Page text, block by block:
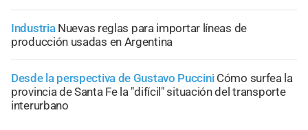
Industria Nuevas reglas para importar líneas de
producción usadas en Argentina
Desde la perspectiva de Gustavo Puccini Cómo surfea la
provincia de Santa Fe la "difícil" situación del transporte
interurbano